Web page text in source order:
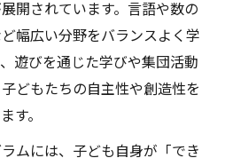
開されています。言語や数の
幅広い分野をバランスよく学
遊びを通じた学びや集団活動
どもたちの自主性や創造性を
す。
ムには、子ども自身が「でき